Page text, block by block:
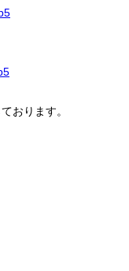
おります。